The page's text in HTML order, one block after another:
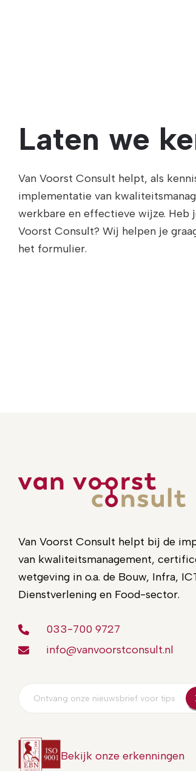
Laten we
Van Voorst Consult helpt, als
implementatie van
werkbare en effectieve wijze. Heb
Voorst Consult? Wij helpen je
het formulier.
Van Voorst Consult helpt bij de
van kwaliteitsmanagement,
wetgeving in o.a. de Bouw, Infra,
Dienstverlening en Food-sector.
033-700 9727
info@vanvoorstconsult.nl
Bekijk onze erkenningen